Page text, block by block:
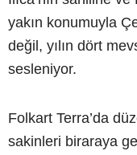
yakın konumuyla
değil, yılın dört
sesleniyor.
Folkart Terra’da
sakinleri biraraya